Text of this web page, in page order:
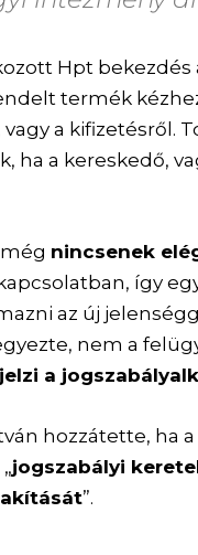
Hpt
termék
a kifizetésről.
ha a kereskedő,
nincsenek
így
az új
nem a
a
hozzátette, ha
jogszabályi
”.